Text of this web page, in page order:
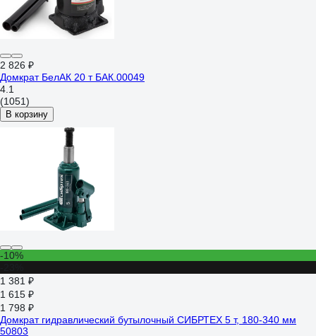
2 826 ₽
Домкрат БелАК 20 т БАК.00049
4.1
(1051)
В корзину
-10%
1 381 ₽
1 615 ₽
1 798 ₽
Домкрат гидравлический бутылочный СИБРТЕХ 5 т, 180-340 мм
50803